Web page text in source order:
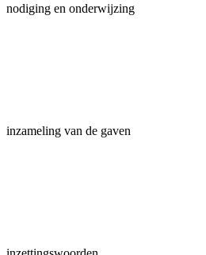
nodiging en onderwijzing
inzameling van de gaven